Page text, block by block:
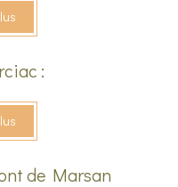
:
de Marsan